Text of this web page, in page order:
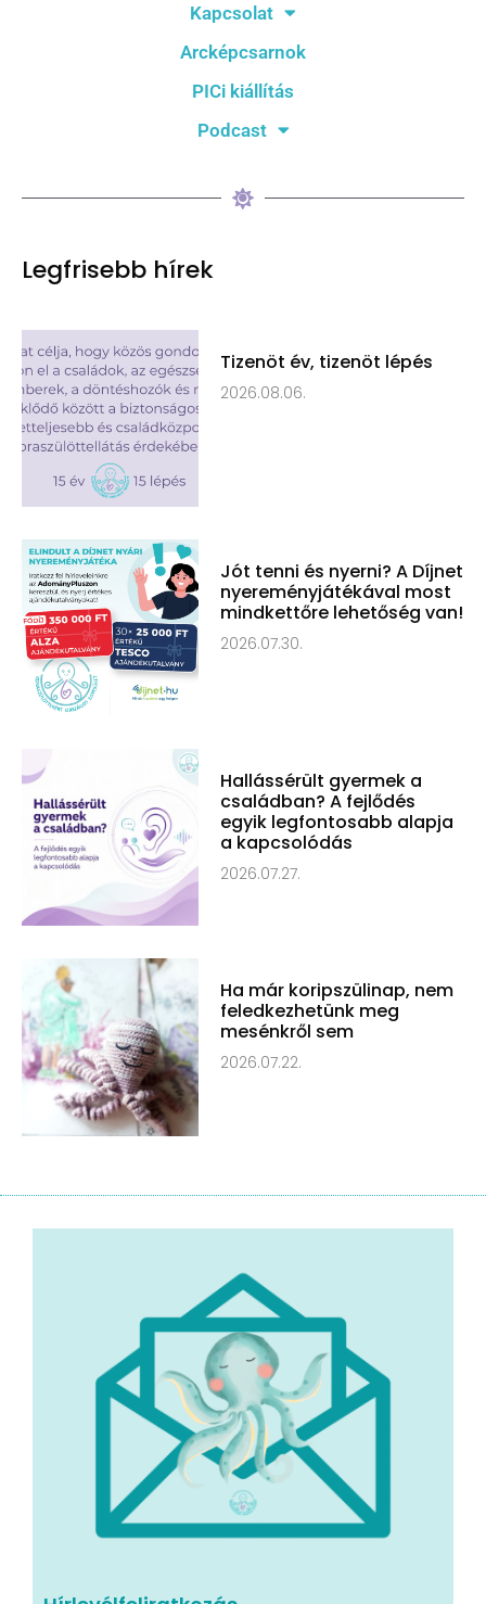
Kapcsolat
Arcképcsarnok
PICi kiállítás
Podcast
Legfrisebb hírek
Tizenöt év, tizenöt lépés
2026.08.06.
Jót tenni és nyerni? A Díjnet
nyereményjátékával most
mindkettőre lehetőség van!
2026.07.30.
Hallássérült gyermek a
családban? A fejlődés
egyik legfontosabb alapja
a kapcsolódás
2026.07.27.
Ha már koripszülinap, nem
feledkezhetünk meg
mesénkről sem
2026.07.22.